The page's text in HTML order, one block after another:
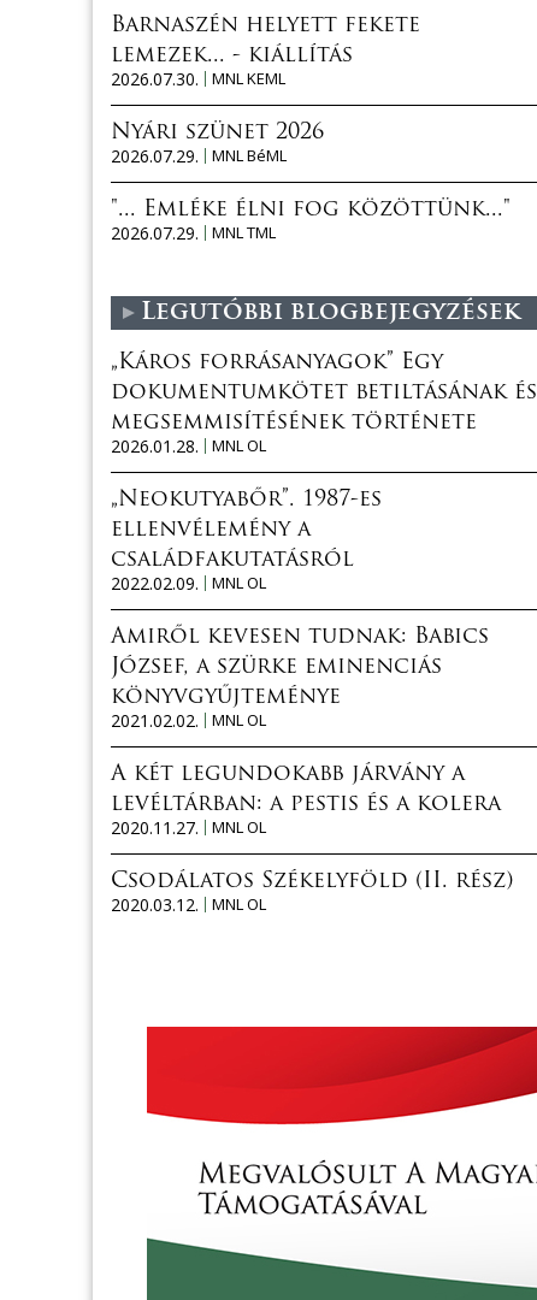
Barnaszén helyett fekete
lemezek... - kiállítás
2026.07.30.
MNL KEML
Nyári szünet 2026
2026.07.29.
MNL BéML
"... Emléke élni fog közöttünk..."
2026.07.29.
MNL TML
Legutóbbi blogbejegyzések
„Káros forrásanyagok” Egy
dokumentumkötet betiltásának és
megsemmisítésének története
2026.01.28.
MNL OL
„Neokutyabőr”. 1987-es
ellenvélemény a
családfakutatásról
2022.02.09.
MNL OL
Amiről kevesen tudnak: Babics
József, a szürke eminenciás
könyvgyűjteménye
2021.02.02.
MNL OL
A két legundokabb járvány a
levéltárban: a pestis és a kolera
2020.11.27.
MNL OL
Csodálatos Székelyföld (II. rész)
2020.03.12.
MNL OL